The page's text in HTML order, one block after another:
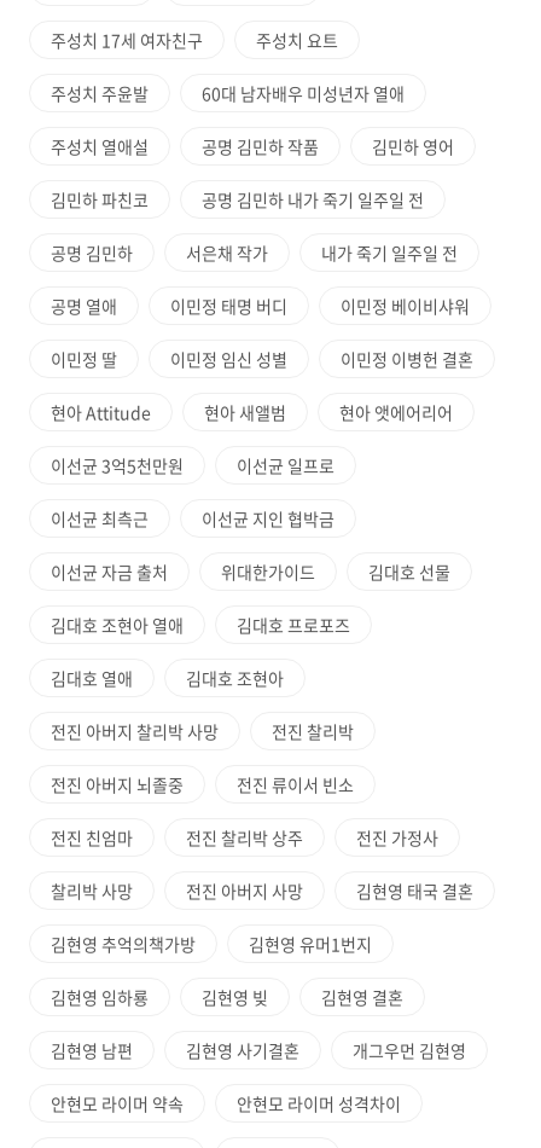
주성치 17세 여자친구 주성치 요트
주성치 주윤발 60대 남자배우 미성년자 열애
주성치 열애설 공명 김민하 작품 김민하 영어
김민하 파친코 공명 김민하 내가 죽기 일주일 전
공명 김민하 서은채 작가 내가 죽기 일주일 전
공명 열애 이민정 태명 버디 이민정 베이비샤워
이민정 딸 이민정 임신 성별 이민정 이병헌 결혼
현아 Attitude 현아 새앨범 현아 앳에어리어
이선균 3억5천만원 이선균 일프로
이선균 최측근 이선균 지인 협박금
이선균 자금 출처 위대한가이드 김대호 선물
김대호 조현아 열애 김대호 프로포즈
김대호 열애 김대호 조현아
전진 아버지 찰리박 사망 전진 찰리박
전진 아버지 뇌졸중 전진 류이서 빈소
전진 친엄마 전진 찰리박 상주 전진 가정사
찰리박 사망 전진 아버지 사망 김현영 태국 결혼
김현영 추억의책가방 김현영 유머1번지
김현영 임하룡 김현영 빚 김현영 결혼
김현영 남편 김현영 사기결혼 개그우먼 김현영
안현모 라이머 약속 안현모 라이머 성격차이